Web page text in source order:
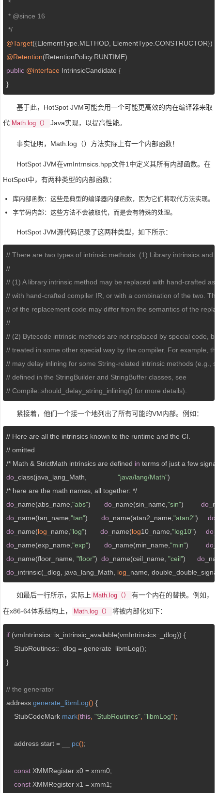
*
* @since 16
*/
@Target
@Retention
public @interface IntrinsicCandidate {
}
基于此，HotSpot JVM可能会用一个可能更高效的内在编译器来取
代 Math.log（） Java实现，以提高性能。
事实证明，Math.log（）方法实际上有一个内部函数！
HotSpot JVM在vmIntrnsics.hpp文件1中定义其所有内部函数。在
HotSpot中，有两种类型的内部函数：
库内部函数：这些是典型的编译器内部函数，因为它们将取代方法实现。
字节码内部：这些方法不会被取代，而是会有特殊的处理。
HotSpot JVM源代码记录了这两种类型，如下所示：
// There are two types of intrinsic methods: (1) Library intrinsics and
//
// (1) A library intrinsic method may be replaced with hand-crafted
// with hand-crafted compiler IR, or with a combination of the two.
// of the replacement code may differ from the semantics of the
//
// (2) Bytecode intrinsic methods are not replaced by special code,
// treated in some other special way by the compiler. For example,
// may delay inlining for some String-related intrinsic methods (e.g.,
// defined in the StringBuilder and StringBuffer classes, see
// Compile::should_delay_string_inlining() for more details).
紧接着，他们一个接一个地列出了所有可能的VM内部。例如：
// Here are all the intrinsics known to the runtime and the CI.
// omitted
/* Math & StrictMath intrinsics are defined in
do _class(java_lang_Math, "java/lang/Math")
do _name(abs_name,"abs") do _name(sin_name,"sin") do
do _name(tan_name,"tan") do _name(atan2_name,"atan2") do
do _name(log _name,"log") do _name(log10_name,"log10") do
do _name(exp_name,"exp") do _name(min_name,"min") do
do _name(floor_name, "floor") do _name(ceil_name, "ceil") do
do _intrinsic(_dlog, java_lang_Math, log
如最后一行所示，实际上 Math.log（） 有一个内在的替换。例如，
在x86-64体系结构上， Math.log（） 将被内部化如下：
if (vmIntrinsics::is_intrinsic_available(vmIntrinsics::_dlog)) {
    StubRoutines::_dlog = generate_libmLog();
}
// the generator
address generate_libmLog() {
StubCodeMark mark(this , "StubRoutines" , "libmLog");
    address start =
pc();
const XMMRegister x0 = xmm0;
const XMMRegister x1 = xmm1;